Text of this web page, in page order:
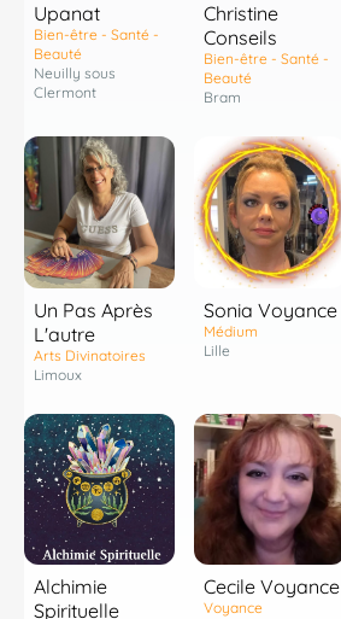
Upanat
Bien-être - Santé -
Beauté
Neuilly sous
Clermont
Christine
Conseils
Bien-être - Santé -
Beauté
Bram
Un Pas Après
L'autre
Arts Divinatoires
Limoux
Sonia Voyance
Médium
Lille
Alchimie
Spirituelle
Cecile Voyance
Voyance